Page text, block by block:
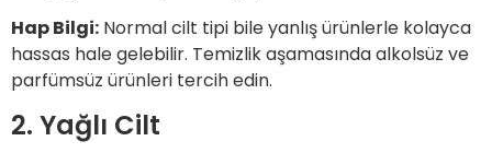
Hap Bilgi: Normal cilt tipi bile yanlış ürünlerle kolayca
hassas hale gelebilir. Temizlik aşamasında alkolsüz ve
parfümsüz ürünleri tercih edin.
2. Yağlı Cilt